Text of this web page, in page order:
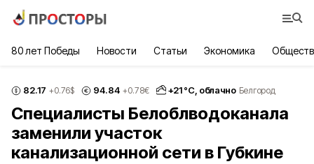
80 лет Победы Новости Статьи Экономика
82.17 +0.76$ 94.84 +0.78€ +21°С, облачно Белгород
Специалисты Белоблводоканала
заменили участок
канализационной сети в Губкине